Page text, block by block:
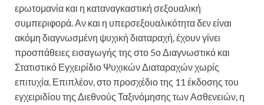
ερωτομανία και η καταναγκαστική σεξουαλική
συμπεριφορά. Αν και η υπερσεξουαλικότητα δεν είναι
ακόμη διαγνωσμένη ψυχική διαταραχή, έχουν γίνει
προσπάθειες εισαγωγής της στο 5ο Διαγνωστικό και
Στατιστικό Εγχειρίδιο Ψυχικών Διαταραχών χωρίς
επιτυχία. Επιπλέον, στο προσχέδιο της 11 έκδοσης του
εγχειριδίου της Διεθνούς Ταξινόμησης των Ασθενειών, η